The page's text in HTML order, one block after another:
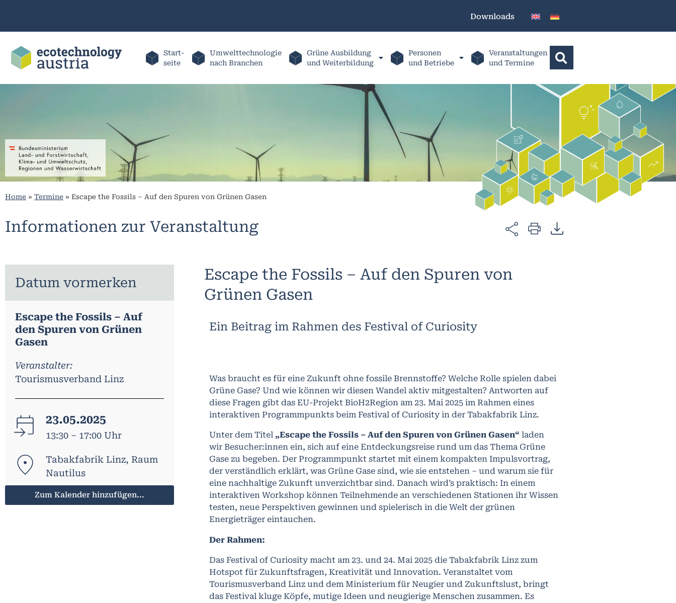
Downloads
Start-
seite
Umwelttechnologie
nach Branchen
Grüne Ausbildung
und Weiterbildung
Personen
und Betriebe
Veranstaltungen
und Termine
Home » Termine » Escape the Fossils – Auf den Spuren von Grünen Gasen
Informationen zur Veranstaltung
Datum vormerken
Escape the Fossils – Auf
den Spuren von Grünen
Gasen
Veranstalter:
Tourismusverband Linz
23.05.2025
13:30 – 17:00 Uhr
Tabakfabrik Linz, Raum
Nautilus
Zum Kalender hinzufügen...
Escape the Fossils – Auf den Spuren von
Grünen Gasen
Ein Beitrag im Rahmen des Festival of Curiosity
Was braucht es für eine Zukunft ohne fossile Brennstoffe? Welche Rolle spielen dabei
Grüne Gase? Und wie können wir diesen Wandel aktiv mitgestalten? Antworten auf
diese Fragen gibt das EU-Projekt BioH2Region am 23. Mai 2025 im Rahmen eines
interaktiven Programmpunkts beim Festival of Curiosity in der Tabakfabrik Linz.
Unter dem Titel „Escape the Fossils – Auf den Spuren von Grünen Gasen“ laden
wir Besucher:innen ein, sich auf eine Entdeckungsreise rund um das Thema Grüne
Gase zu begeben. Der Programmpunkt startet mit einem kompakten Impulsvortrag,
der verständlich erklärt, was Grüne Gase sind, wie sie entstehen – und warum sie für
eine nachhaltige Zukunft unverzichtbar sind. Danach wird’s praktisch: In einem
interaktiven Workshop können Teilnehmende an verschiedenen Stationen ihr Wissen
testen, neue Perspektiven gewinnen und spielerisch in die Welt der grünen
Energieträger eintauchen.
Der Rahmen:
Das Festival of Curiosity macht am 23. und 24. Mai 2025 die Tabakfabrik Linz zum
Hotspot für Zukunftsfragen, Kreativität und Innovation. Veranstaltet vom
Tourismusverband Linz und dem Ministerium für Neugier und Zukunftslust, bringt
das Festival kluge Köpfe, mutige Ideen und neugierige Menschen zusammen. Es